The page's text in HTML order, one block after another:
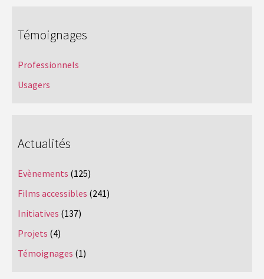
Témoignages
Professionnels
Usagers
Actualités
Evènements (125)
Films accessibles (241)
Initiatives (137)
Projets (4)
Témoignages (1)